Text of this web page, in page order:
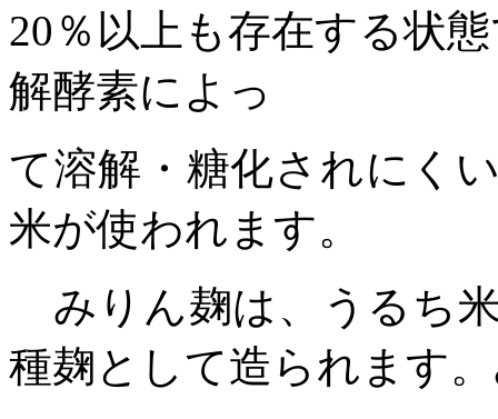
20 ％以上も存在する状
解酵素によっ
て溶解・糖化されにく
米が使われます。
みりん麹は、うるち
種麹として造られます